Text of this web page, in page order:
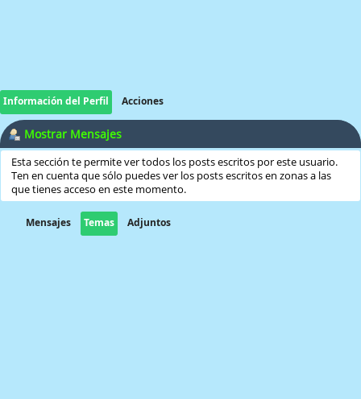
Información del Perfil Acciones
Mostrar Mensajes
Esta sección te permite ver todos los posts escritos por este usuario.
Ten en cuenta que sólo puedes ver los posts escritos en zonas a las
que tienes acceso en este momento.
Mensajes Temas Adjuntos